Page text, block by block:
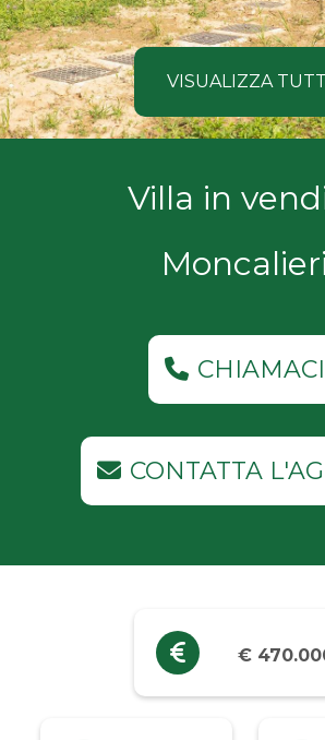
VISUALIZZA
Villa in
Moncalieri
CHIAMACI
CONTATTA
€
COSA
CERCANO
NOSTRI
Comune
Industriali